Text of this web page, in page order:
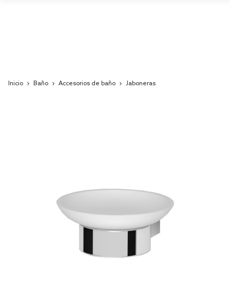
Inicio Baño Accesorios de baño Jaboneras